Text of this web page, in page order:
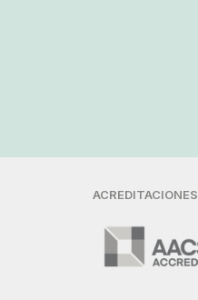
ACREDITACIONES